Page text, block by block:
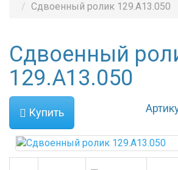
Сдвоенный ролик 129.A13.050
Сдвоенный
129.A13.050
Купить